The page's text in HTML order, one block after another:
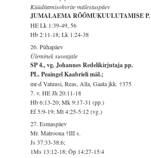
Küüditamisohvrite mälestuspäev
JUMALAEMA RÕÕMUKUULUTAMISE P.
HE Lk 1:39-49, 56
Hb 2:11-18; Lk 1:24-38
26. Pühapäev
Üleminek suveajale
SP 4., vg. Johannes Redelikirjutaja pp.
PL. Peaingel Kaabrieli mäl.;
mr-d Vatuusi, Reas, Alla, Gaata jkk. †375
7. v. HE Jh 20:11-18
Hb 6:13-20; Mk 9:17-31 (pp.)
Ef 5:9-19; Mt 4:25-5:12 (vg.)
27. Esmaspäev
Mr. Matroona †III s.
Js 37:33-38:6;
1Ms 13:12-18; Õp 14:27-15:4